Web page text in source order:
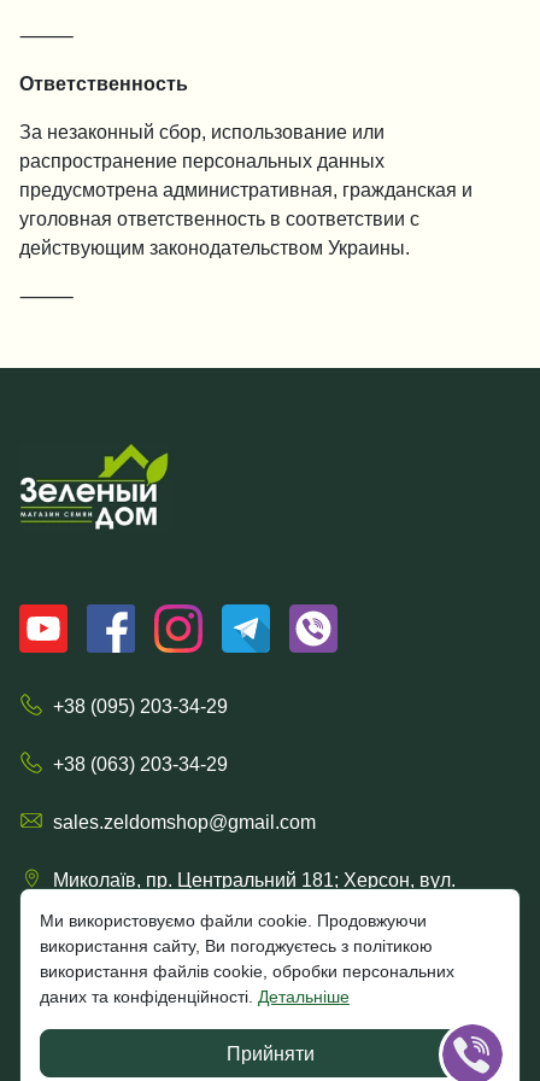
⸻
Ответственность
За незаконный сбор, использование или
распространение персональных данных
предусмотрена административная, гражданская и
уголовная ответственность в соответствии с
действующим законодательством Украины.
⸻
+38 (095) 203-34-29
+38 (063) 203-34-29
sales.zeldomshop@gmail.com
Миколаїв, пр. Центральний 181; Херсон, вул.
4.7★★★★★
★★★★★
Google
Ми використовуємо файли cookie. Продовжуючи
використання сайту, Ви погоджуєтесь з політикою
використання файлів cookie, обробки персональних
даних та конфіденційності. Детальніше
Прийняти